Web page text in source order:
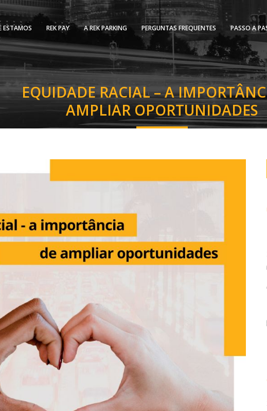
ESTAMOS REK PAY A REK PARKING PERGUNTAS FREQUENTES PASSO A
EQUIDADE RACIAL – A
AMPLIAR OPORTUNIDADES